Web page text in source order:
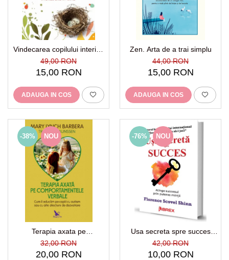
Vindecarea copilului interior.
Ghid practic pentru o mai
mare incredere in sine
49,00 RON
15,00 RON
ADAUGA IN COS
Zen. Arta de a trai simplu
44,00 RON
15,00 RON
ADAUGA IN COS
-38% NOU
Terapia axata pe
comportamentele verbale
32,00 RON
20,00 RON
-76% NOU
Usa secreta spre succes
Atinge succesul prin puterea
mintii
42,00 RON
10,00 RON